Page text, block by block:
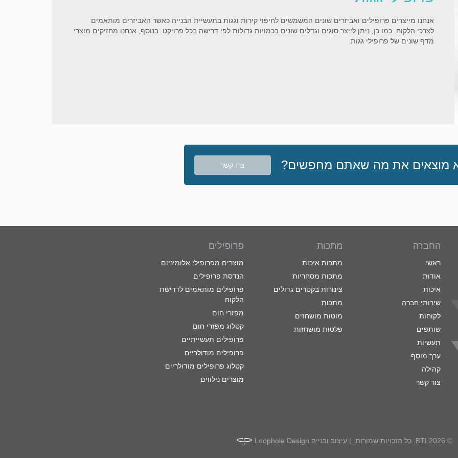
אנחנו מייצרים פרופילים ואביזרים שונים המשמשים לחיפוי קירות וגגות בתעשיית הבנייה כאשר האביזרים מותאמים
לצרכי הלקוח. כמו כן, ניתן לייצר סוגים וגדלים שונים בכמויות גדולות לפי דרישה בכל פרויקט. בנוסף, אנחנו מחזיקים מוצרי
מדף שונים של פרופילי גגות.
מוצאים את מה שאתם מחפשים? צרו קשר
החברה
ראשי
אודות
איכות
שירותי חברה
לקוחות
שותפים
תעשיות
ערך מוסף
קהילה
צור קשר
מתכות
מתכות איכות
מתכות מסחריות
צינורות בקטרים גדולים
מתכות
מוטות מושחזים
פלטות מושחזות
פרופילים
מוצרים מפרופילי אלומיניום
הנדסת פרופילים
פרופילים מותאמים לדרישת
הלקוח
מפזרי חום
קטלוג מפזרי חום
פרופילים תעשייתיים
פרופילים מודולריים
קטלוג פרופילים מודולריים
מוצרים נילווים
© 2026 BTI. כל הזכויות שמורות. | עיצוב ובנייה Loophole Design